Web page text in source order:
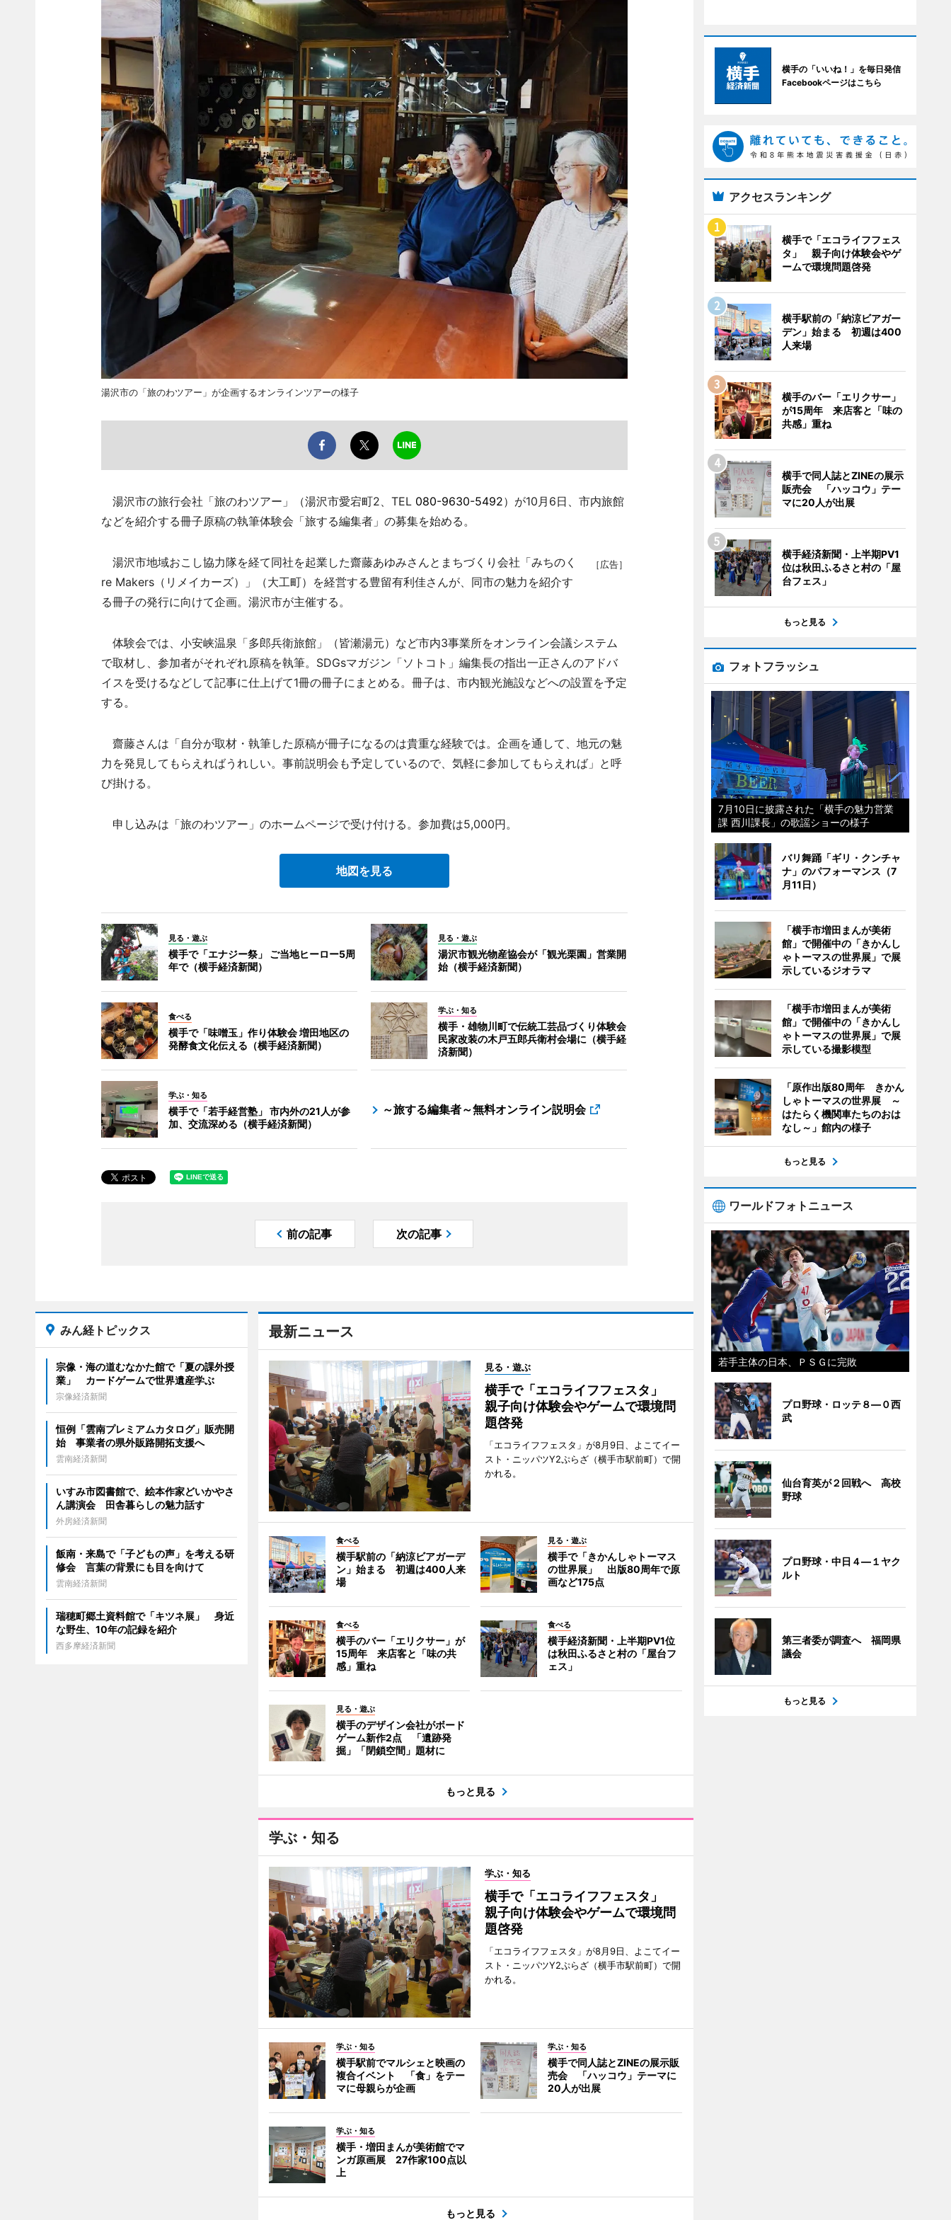
湯沢市の「旅のわツアー」が企画するオンラインツアーの様子
湯沢市の旅行会社「旅のわツアー」（湯沢市愛宕町2、TEL 080-9630-5492）が10月6日、市内旅館
などを紹介する冊子原稿の執筆体験会「旅する編集者」の募集を始める。
［広告］
湯沢市地域おこし協力隊を経て同社を起業した齋藤あゆみさんとまちづくり会社「みちのく
re Makers（リメイカーズ）」（大工町）を経営する豊留有利佳さんが、同市の魅力を紹介す
る冊子の発行に向けて企画。湯沢市が主催する。
体験会では、小安峡温泉「多郎兵衛旅館」（皆瀬湯元）など市内3事業所をオンライン会議システム
で取材し、参加者がそれぞれ原稿を執筆。SDGsマガジン「ソトコト」編集長の指出一正さんのアドバ
イスを受けるなどして記事に仕上げて1冊の冊子にまとめる。冊子は、市内観光施設などへの設置を予定
する。
齋藤さんは「自分が取材・執筆した原稿が冊子になるのは貴重な経験では。企画を通して、地元の魅
力を発見してもらえればうれしい。事前説明会も予定しているので、気軽に参加してもらえれば」と呼
び掛ける。
申し込みは「旅のわツアー」のホームページで受け付ける。参加費は5,000円。
地図を見る
見る・遊ぶ
横手で「エナジー祭」 ご当地ヒーロー5周
年で（横手経済新聞）
見る・遊ぶ
湯沢市観光物産協会が「観光栗園」営業開
始（横手経済新聞）
食べる
横手で「味噌玉」作り体験会 増田地区の
発酵食文化伝える（横手経済新聞）
学ぶ・知る
横手・雄物川町で伝統工芸品づくり体験会
民家改装の木戸五郎兵衛村会場に（横手経
済新聞）
学ぶ・知る
横手で「若手経営塾」 市内外の21人が参
加、交流深める（横手経済新聞）
～旅する編集者～無料オンライン説明会
前の記事 次の記事
最新ニュース
見る・遊ぶ
横手で「エコライフフェスタ」
親子向け体験会やゲームで環境問
題啓発
「エコライフフェスタ」が8月9日、よこてイー
スト・ニッパツY2ぷらざ（横手市駅前町）で開
かれる。
食べる
横手駅前の「納涼ビアガーデ
ン」始まる 初週は400人来
場
見る・遊ぶ
横手で「きかんしゃトーマス
の世界展」 出版80周年で原
画など175点
食べる
横手のバー「エリクサー」が
15周年 来店客と「味の共
感」重ね
食べる
横手経済新聞・上半期PV1位
は秋田ふるさと村の「屋台フ
ェス」
見る・遊ぶ
横手のデザイン会社がボード
ゲーム新作2点 「遺跡発
掘」「閉鎖空間」題材に
もっと見る
学ぶ・知る
学ぶ・知る
横手で「エコライフフェスタ」
親子向け体験会やゲームで環境問
題啓発
「エコライフフェスタ」が8月9日、よこてイー
スト・ニッパツY2ぷらざ（横手市駅前町）で開
かれる。
学ぶ・知る
横手駅前でマルシェと映画の
複合イベント 「食」をテー
マに母親らが企画
学ぶ・知る
横手で同人誌とZINEの展示販
売会 「ハッコウ」テーマに
20人が出展
学ぶ・知る
横手・増田まんが美術館でマ
ンガ原画展 27作家100点以
上
もっと見る
みん経トピックス
宗像・海の道むなかた館で「夏の課外授
業」 カードゲームで世界遺産学ぶ
宗像経済新聞
恒例「雲南プレミアムカタログ」販売開
始 事業者の県外販路開拓支援へ
雲南経済新聞
いすみ市図書館で、絵本作家どいかやさ
ん講演会 田舎暮らしの魅力話す
外房経済新聞
飯南・来島で「子どもの声」を考える研
修会 言葉の背景にも目を向けて
雲南経済新聞
瑞穂町郷土資料館で「キツネ展」 身近
な野生、10年の記録を紹介
西多摩経済新聞
横手の「いいね！」を毎日発信
Facebookページはこちら
アクセスランキング
横手で「エコライフフェス
タ」 親子向け体験会やゲ
ームで環境問題啓発
横手駅前の「納涼ビアガー
デン」始まる 初週は400
人来場
横手のバー「エリクサー」
が15周年 来店客と「味の
共感」重ね
横手で同人誌とZINEの展示
販売会 「ハッコウ」テー
マに20人が出展
横手経済新聞・上半期PV1
位は秋田ふるさと村の「屋
台フェス」
もっと見る
フォトフラッシュ
7月10日に披露された「横手の魅力営業
課 西川課長」の歌謡ショーの様子
バリ舞踊「ギリ・クンチャ
ナ」のパフォーマンス（7
月11日）
「横手市増田まんが美術
館」で開催中の「きかんし
ゃトーマスの世界展」で展
示しているジオラマ
「横手市増田まんが美術
館」で開催中の「きかんし
ゃトーマスの世界展」で展
示している撮影模型
「原作出版80周年 きかん
しゃトーマスの世界展 ～
はたらく機関車たちのおは
なし～」館内の様子
もっと見る
ワールドフォトニュース
若手主体の日本、ＰＳＧに完敗
プロ野球・ロッテ８―０西
武
仙台育英が２回戦へ 高校
野球
プロ野球・中日４―１ヤク
ルト
第三者委が調査へ 福岡県
議会
もっと見る